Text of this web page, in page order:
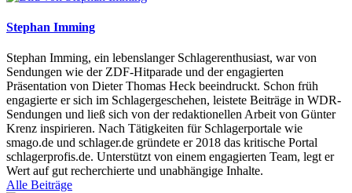
Stephan Imming
Stephan Imming, ein lebenslanger Schlagerenthusiast, war von
Sendungen wie der ZDF-Hitparade und der engagierten
Präsentation von Dieter Thomas Heck beeindruckt. Schon früh
engagierte er sich im Schlagergeschehen, leistete Beiträge in WDR-
Sendungen und ließ sich von der redaktionellen Arbeit von Günter
Krenz inspirieren. Nach Tätigkeiten für Schlagerportale wie
smago.de und schlager.de gründete er 2018 das kritische Portal
schlagerprofis.de. Unterstützt von einem engagierten Team, legt er
Wert auf gut recherchierte und unabhängige Inhalte.
Alle Beiträge